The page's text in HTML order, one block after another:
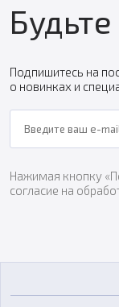
Подпишитесь на
о новинках и
Нажимая кнопку
согласие на